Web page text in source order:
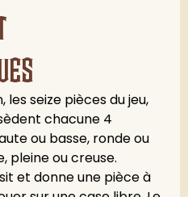
les seize pièces du jeu,
chacune 4
ou basse, ronde ou
pleine ou creuse.
et donne une pièce à